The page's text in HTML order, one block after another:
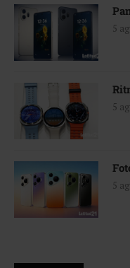
5
5
5